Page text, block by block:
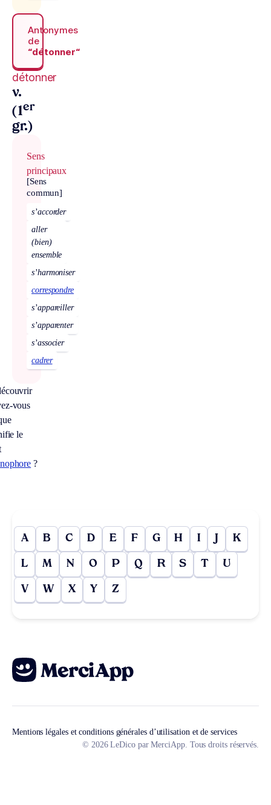
Antonymes
de
“détonner“
détonner
v.
(1er
gr.)
Sens
principaux
[Sens
commun]
s’accorder
aller
(bien)
ensemble
s’harmoniser
correspondre
s’appareiller
s’apparenter
s’associer
cadrer
vous
le
?
A B C D E F G H I J K
L M N O P Q R S T U
V W X Y Z
Mentions légales et conditions générales d’utilisation et de services
© 2026 LeDico par MerciApp. Tous droits réservés.